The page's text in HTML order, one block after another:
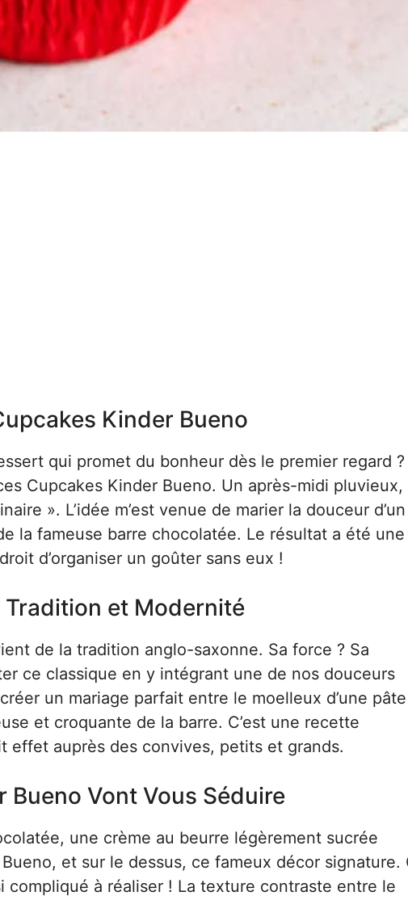
Kinder Bueno
qui promet du bonheur dès le premier regard ?
Cupcakes Kinder Bueno. Un après-midi pluvieux,
». L’idée m’est venue de marier la douceur d’un
la fameuse barre chocolatée. Le résultat a été une
d’organiser un goûter sans eux !
et Modernité
de la tradition anglo-saxonne. Sa force ? Sa
ce classique en y intégrant une de nos douceurs
un mariage parfait entre le moelleux d’une
et croquante de la barre. C’est une recette
auprès des convives, petits et grands.
Bueno Vont Vous Séduire
une crème au beurre légèrement sucrée
et sur le dessus, ce fameux décor signature.
compliqué à réaliser ! La texture contraste entre le